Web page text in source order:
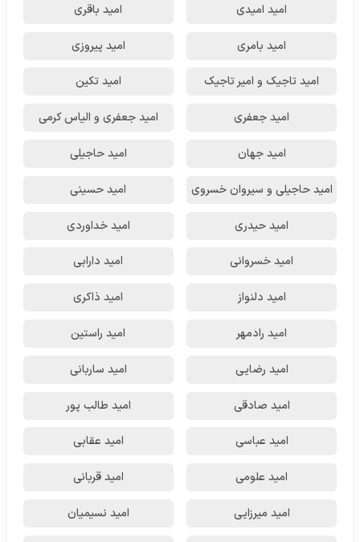
امید امیدی امید باقری
امید بامری امید پیروزی
امید تاجیک و امیر تاجیک امید تکین
امید جعفری امید جعفری و الیاس کرمی
امید جهان امید حاجیلی
امید حاجیلی و سیروان خسروی امید حسینی
امید حیدری امید خداوردی
امید خسروانی امید دارابی
امید دلنواز امید ذاکری
امید رادمهر امید راستین
امید رضایی امید ساربانی
امید صادقی امید طالب پور
امید عباسی امید عقابی
امید علومی امید قربانی
امید میرزایی امید نسیمیان